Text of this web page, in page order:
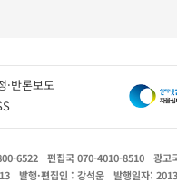
·반론보도
6522 편집국 070-4010-8510
광고
발행·편집인 : 강석운 발행일자: